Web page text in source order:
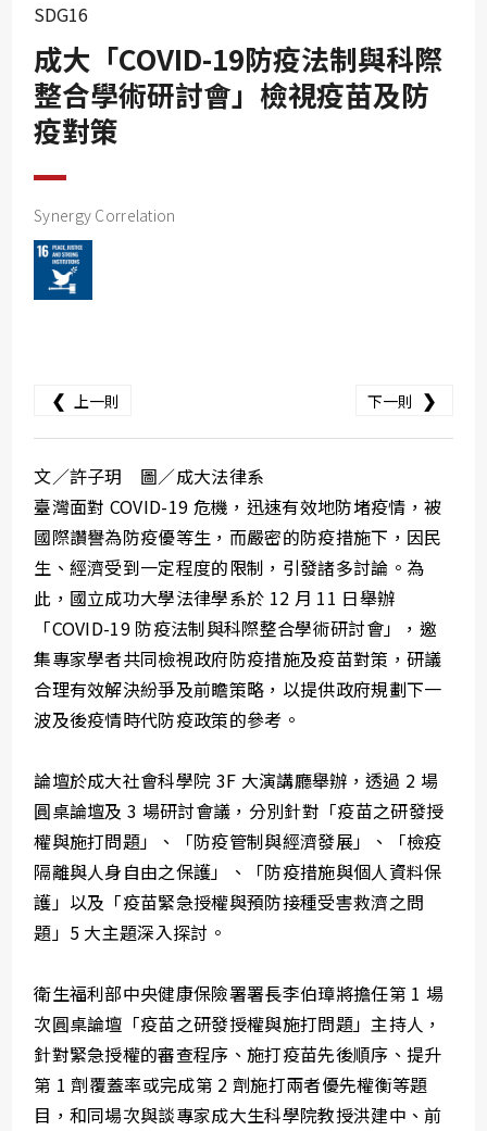
SDG16
成大「COVID-19防疫法制與科際
整合學術研討會」檢視疫苗及防
疫對策
Synergy Correlation
❮ 上一則 下一則 ❯
文／許子玥 圖／成大法律系
臺灣面對 COVID-19 危機，迅速有效地防堵疫情，被
國際讚譽為防疫優等生，而嚴密的防疫措施下，因民
生、經濟受到一定程度的限制，引發諸多討論。為
此，國立成功大學法律學系於 12 月 11 日舉辦
「COVID-19 防疫法制與科際整合學術研討會」，邀
集專家學者共同檢視政府防疫措施及疫苗對策，研議
合理有效解決紛爭及前瞻策略，以提供政府規劃下一
波及後疫情時代防疫政策的參考。
論壇於成大社會科學院 3F 大演講廳舉辦，透過 2 場
圓桌論壇及 3 場研討會議，分別針對「疫苗之研發授
權與施打問題」、「防疫管制與經濟發展」、「檢疫
隔離與人身自由之保護」、「防疫措施與個人資料保
護」以及「疫苗緊急授權與預防接種受害救濟之問
題」5 大主題深入探討。
衛生福利部中央健康保險署署長李伯璋將擔任第 1 場
次圓桌論壇「疫苗之研發授權與施打問題」主持人，
針對緊急授權的審查程序、施打疫苗先後順序、提升
第 1 劑覆蓋率或完成第 2 劑施打兩者優先權衡等題
目，和同場次與談專家成大生科學院教授洪建中、前